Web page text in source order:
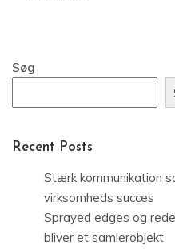
Søg
Recent Posts
Stærk kommunikation
virksomheds succes
Sprayed edges og
bliver et samlerobjekt